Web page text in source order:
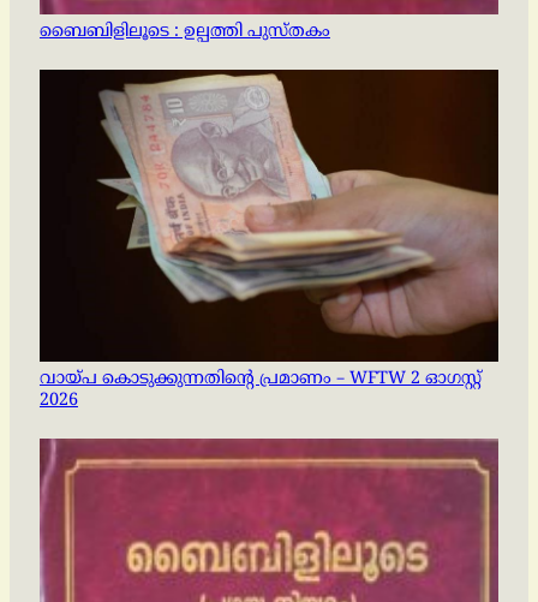
ബൈബിളിലൂടെ : ഉല്പത്തി പുസ്തകം
വായ്പ കൊടുക്കുന്നതിന്റെ പ്രമാണം – WFTW 2 ഓഗസ്റ്റ്
2026